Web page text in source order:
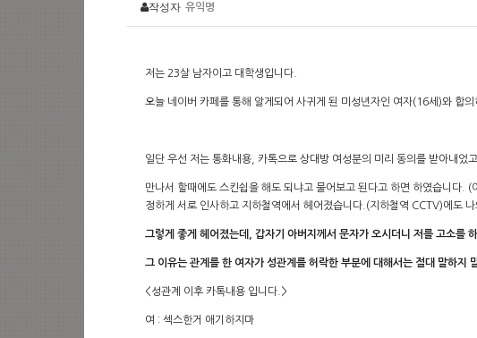
작성자 유익명
저는 23살 남자이고 대학생입니다.
오늘 네이버 카페를 통해 알게되어 사귀게 된 미성년자인 여자(16세)와 합의
일단 우선 저는 통화내용, 카톡으로 상대방 여성분의 미리 동의를 받아내었
만나서 할때에도 스킨쉽을 해도 되냐고 물어보고 된다고 하면 하였습니다.
정하게 서로 인사하고 지하철역에서 헤어졌습니다.(지하철역 CCTV)에도 나
그렇게 좋게 헤어졌는데, 갑자기 아버지께서 문자가 오시더니 저를 고소를
그 이유는 관계를 한 여자가 성관계를 허락한 부분에 대해서는 절대 말하지
<성관계 이후 카톡내용 입니다.>
여 : 섹스한거 애기하지마